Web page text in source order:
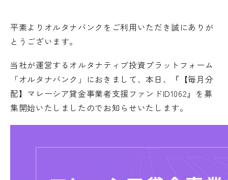
平素よりオルタナバンクをご利用いただき誠にありが
とうございます。
当社が運営するオルタナティブ投資プラットフォーム
「オルタナバンク」におきまして、本日、『【毎月分
配】マレーシア貸金事業者支援ファンドID1062』を募
集開始いたしましたのでお知らせいたします。